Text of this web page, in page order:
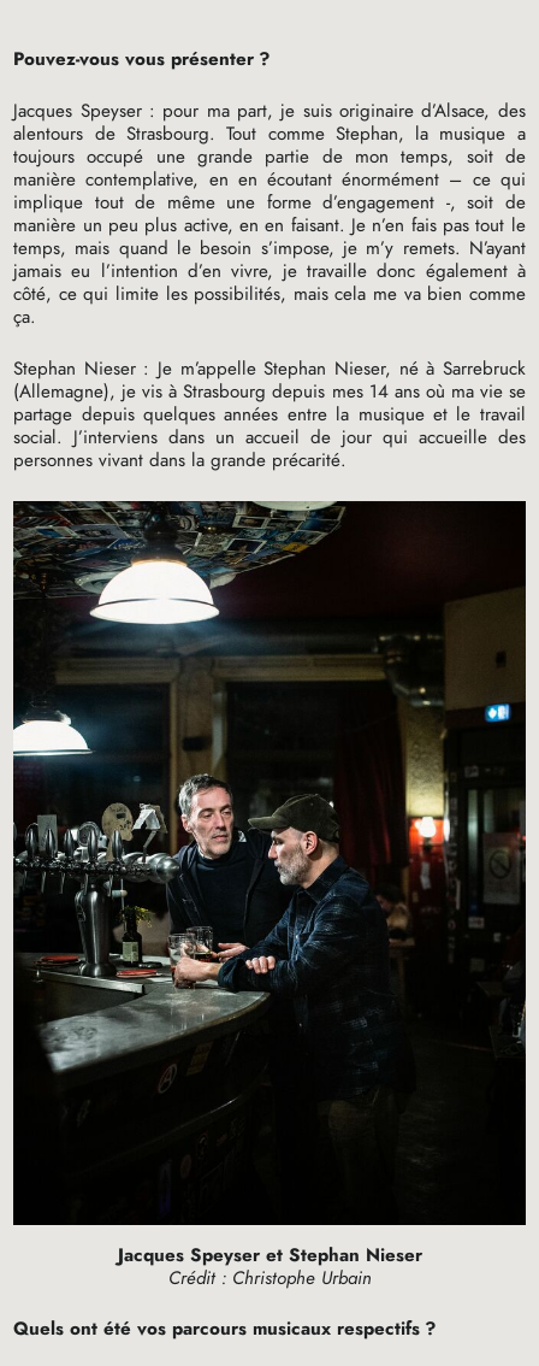
Pouvez-vous vous présenter ?
Jacques Speyser : pour ma part, je suis originaire d’Alsace, des
alentours de Strasbourg. Tout comme Stephan, la musique a
toujours occupé une grande partie de mon temps, soit de
manière contemplative, en en écoutant énormément – ce qui
implique tout de même une forme d’engagement -, soit de
manière un peu plus active, en en faisant. Je n’en fais pas tout le
temps, mais quand le besoin s’impose, je m’y remets. N’ayant
jamais eu l’intention d’en vivre, je travaille donc également à
côté, ce qui limite les possibilités, mais cela me va bien comme
ça.
Stephan Nieser : Je m’appelle Stephan Nieser, né à Sarrebruck
(Allemagne), je vis à Strasbourg depuis mes 14 ans où ma vie se
partage depuis quelques années entre la musique et le travail
social. J’interviens dans un accueil de jour qui accueille des
personnes vivant dans la grande précarité.
Jacques Speyser et Stephan Nieser
Crédit : Christophe Urbain
Quels ont été vos parcours musicaux respectifs ?